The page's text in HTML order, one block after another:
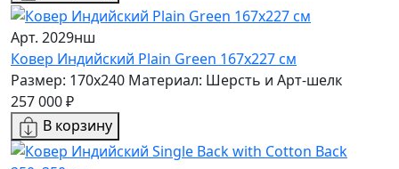
Арт. 2029нш
Ковер Индийский Plain Green 167x227 см
Размер: 170x240 Материал: Шерсть и Арт-шелк
257 000 ₽
В корзину